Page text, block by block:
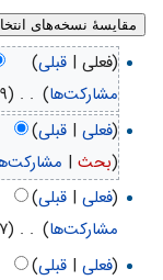
(فعلی | قبلی)
مشارکت‌ها)
. . (۳٬۳۵۹ بایت)
(فعلی| قبلی)
(بحث|
(فعلی| قبلی)
مشارکت‌ها)
. . (۱۵٬۵۱۷ بایت)
(فعلی| قبلی)